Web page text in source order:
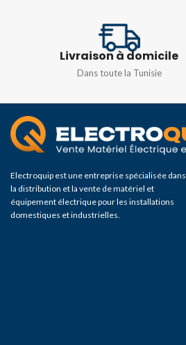
TENSION
380v
Livraison à domicile
Dans toute la Tunisie
Electroquip est une entreprise spécialisée dans
la distribution et la vente de matériel et
équipement électrique pour les installations
domestiques et industrielles.